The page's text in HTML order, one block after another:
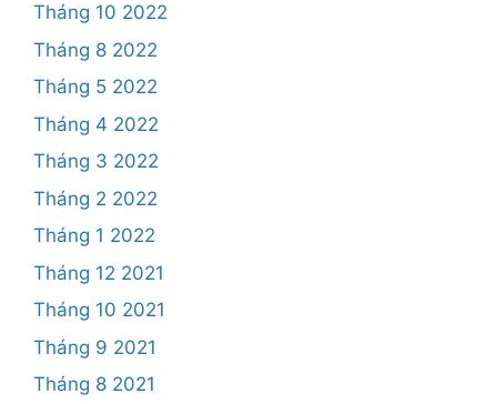
Tháng 10 2022
Tháng 8 2022
Tháng 5 2022
Tháng 4 2022
Tháng 3 2022
Tháng 2 2022
Tháng 1 2022
Tháng 12 2021
Tháng 10 2021
Tháng 9 2021
Tháng 8 2021